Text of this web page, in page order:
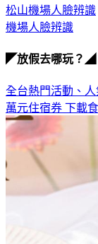
松山機場人臉辨識
機場人臉辨識
◤放假去哪玩？◢
全台熱門活動、人
萬元住宿券 下載